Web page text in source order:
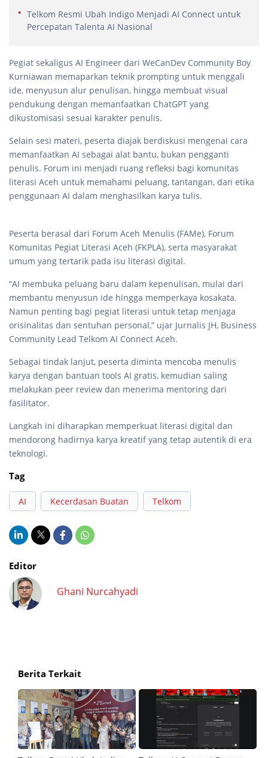
Telkom Resmi Ubah Indigo Menjadi AI Connect untuk
Percepatan Talenta AI Nasional
Pegiat sekaligus AI Engineer dari WeCanDev Community Boy
Kurniawan memaparkan teknik prompting untuk menggali
ide, menyusun alur penulisan, hingga membuat visual
pendukung dengan memanfaatkan ChatGPT yang
dikustomisasi sesuai karakter penulis.
Selain sesi materi, peserta diajak berdiskusi mengenai cara
memanfaatkan AI sebagai alat bantu, bukan pengganti
penulis. Forum ini menjadi ruang refleksi bagi komunitas
literasi Aceh untuk memahami peluang, tantangan, dan etika
penggunaan AI dalam menghasilkan karya tulis.
Peserta berasal dari Forum Aceh Menulis (FAMe), Forum
Komunitas Pegiat Literasi Aceh (FKPLA), serta masyarakat
umum yang tertarik pada isu literasi digital.
“AI membuka peluang baru dalam kepenulisan, mulai dari
membantu menyusun ide hingga memperkaya kosakata.
Namun penting bagi pegiat literasi untuk tetap menjaga
orisinalitas dan sentuhan personal,” ujar Jurnalis JH, Business
Community Lead Telkom AI Connect Aceh.
Sebagai tindak lanjut, peserta diminta mencoba menulis
karya dengan bantuan tools AI gratis, kemudian saling
melakukan peer review dan menerima mentoring dari
fasilitator.
Langkah ini diharapkan memperkuat literasi digital dan
mendorong hadirnya karya kreatif yang tetap autentik di era
teknologi.
Tag
AI Kecerdasan Buatan Telkom
Editor
Ghani Nurcahyadi
Berita Terkait